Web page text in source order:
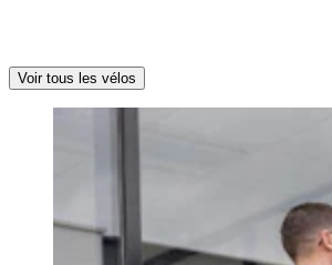
Voir tous les vélos